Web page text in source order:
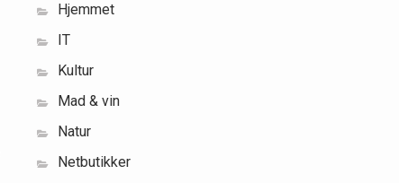
Hjemmet
IT
Kultur
Mad & vin
Natur
Netbutikker